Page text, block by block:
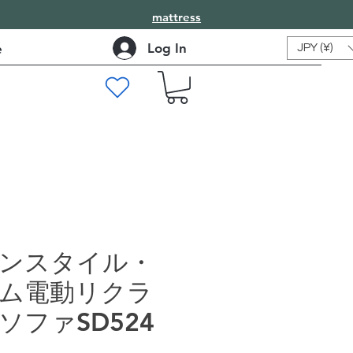
mattress
Log In JPY (¥)
スタイル・
電動リクラ
ファSD524